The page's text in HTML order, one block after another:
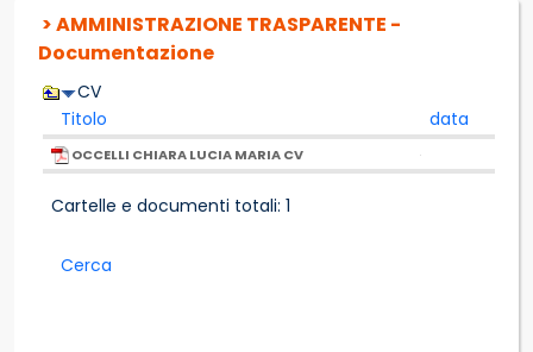
> AMMINISTRAZIONE TRASPARENTE -
Documentazione
CV
Titolo
data
OCCELLI CHIARA LUCIA MARIA CV
Cartelle e documenti totali: 1
Cerca